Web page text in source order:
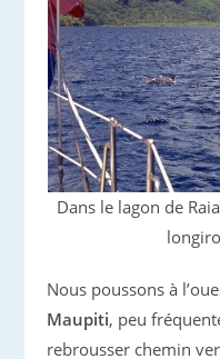
Dans le lagon de
Nous poussons à
Maupiti, peu
rebrousser chemin